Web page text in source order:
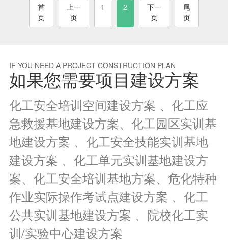
首
页
上一
页
1 2
下一
页
尾
页
IF YOU NEED A PROJECT CONSTRUCTION PLAN
如果您需要项目建设方案
化工安全培训空间建设方案 、化工应
急救援基地建设方案、化工园区实训基
地建设方案 、化工安全技能实训基地
建设方案 、化工单元实训基地建设方
案、化工安全培训基地方案、危化特种
作业实际操作考试点建设方案 、化工
公共实训基地建设方案 、院校化工实
训/实验中心建设方案